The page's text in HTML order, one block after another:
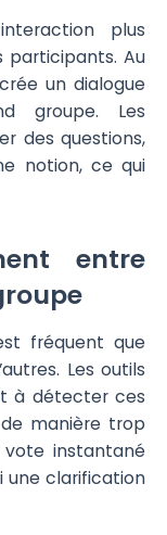
plus
Au
un dialogue
groupe. Les
des questions,
notion, ce qui
entre
fréquent que
Les outils
à détecter ces
manière trop
vote instantané
une clarification